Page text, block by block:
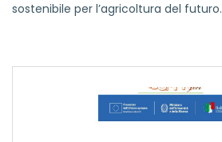
sostenibile per l’agricoltura del futuro.